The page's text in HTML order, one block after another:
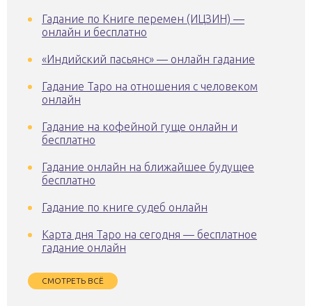
Гадание по Книге перемен (ИЦЗИН) —
онлайн и бесплатно
«Индийский пасьянс» — онлайн гадание
Гадание Таро на отношения с человеком
онлайн
Гадание на кофейной гуще онлайн и
бесплатно
Гадание онлайн на ближайшее будущее
бесплатно
Гадание по книге судеб онлайн
Карта дня Таро на сегодня — бесплатное
гадание онлайн
СМОТРЕТЬ ВСЁ